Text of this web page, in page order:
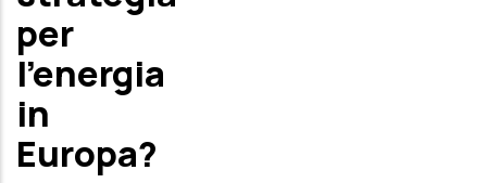
per
l'energia
in
Europa?